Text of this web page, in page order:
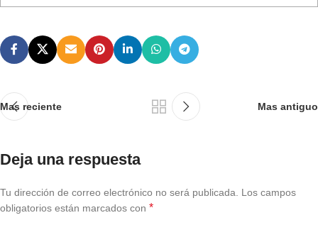
Mas reciente Mas antiguo
Deja una respuesta
Tu dirección de correo electrónico no será publicada.
Los campos
obligatorios están marcados con *